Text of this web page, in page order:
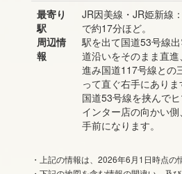
最寄り
駅
周辺情
報
JR因美線・JR姫新線
で約17分ほど。
駅を出て国道53号線
道沿いをそのまま直
進み国道117号線との
って直ぐ右手にありま
国道53号線を挟んで
インター店の向かい
手前になります。
・上記の情報は、2026年6月1日時点の